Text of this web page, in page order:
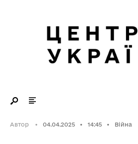
Автор • 04.04.2025 • 14:45 • Війна